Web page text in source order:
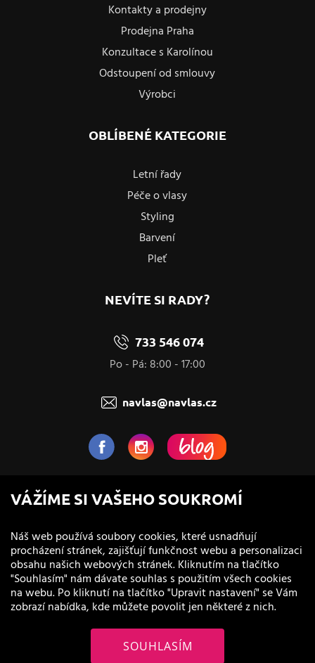
Kontakty a prodejny
Prodejna Praha
Konzultace s Karolínou
Odstoupení od smlouvy
Výrobci
OBLÍBENÉ KATEGORIE
Letní řady
Péče o vlasy
Styling
Barvení
Pleť
NEVÍTE SI RADY?
733 546 074
Po - Pá: 8:00 - 17:00
navlas@navlas.cz
NaVlas.cz - Vlasová kosmetika
provozovatel e-shopu a prodejen
VÁŽÍME SI VAŠEHO SOUKROMÍ
Náš web používá soubory cookies, které usnadňují
procházení stránek, zajišťují funkčnost webu a personalizaci
obsahu našich webových stránek. Kliknutím na tlačítko
"Souhlasím" nám dávate souhlas s použitím všech cookies
na webu. Po kliknutí na tlačítko "Upravit nastavení" se Vám
zobrazí nabídka, kde můžete povolit jen některé z nich.
SOUHLASÍM